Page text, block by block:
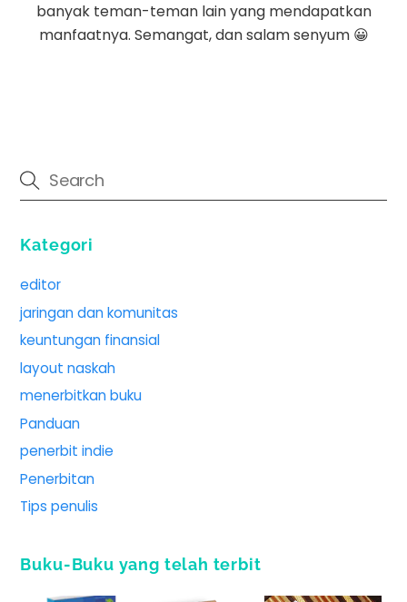
banyak teman-teman lain yang mendapatkan
manfaatnya. Semangat, dan salam senyum 😀
Kategori
editor
jaringan dan komunitas
keuntungan finansial
layout naskah
menerbitkan buku
Panduan
penerbit indie
Penerbitan
Tips penulis
Buku-Buku yang telah terbit